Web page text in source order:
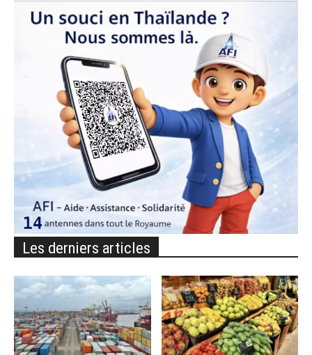
Les derniers articles